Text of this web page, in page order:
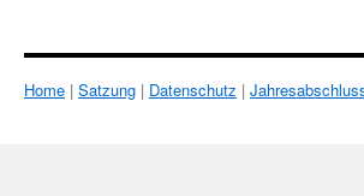
Home | Satzung | Datenschutz |